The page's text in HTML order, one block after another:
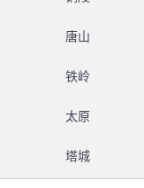
唐山
铁岭
太原
塔城